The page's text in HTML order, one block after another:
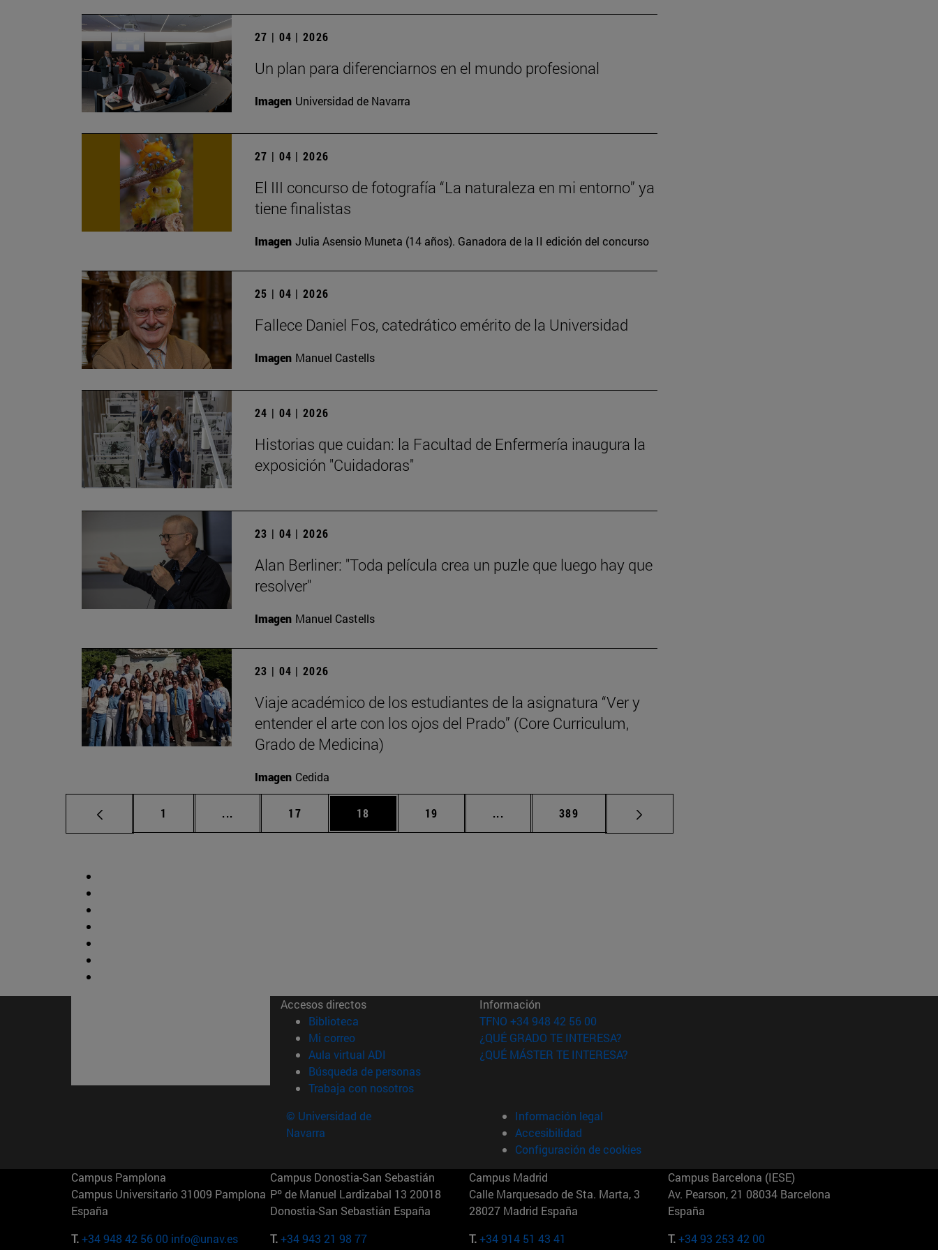
27 | 04 | 2026
Un plan para diferenciarnos en el mundo profesional
Imagen Universidad de Navarra
27 | 04 | 2026
El III concurso de fotografía “La naturaleza en mi entorno” ya
tiene finalistas
Imagen Julia Asensio Muneta (14 años). Ganadora de la II edición del concurso
25 | 04 | 2026
Fallece Daniel Fos, catedrático emérito de la Universidad
Imagen Manuel Castells
24 | 04 | 2026
Historias que cuidan: la Facultad de Enfermería inaugura la
exposición "Cuidadoras"
23 | 04 | 2026
Alan Berliner: "Toda película crea un puzle que luego hay que
resolver"
Imagen Manuel Castells
23 | 04 | 2026
Viaje académico de los estudiantes de la asignatura “Ver y
entender el arte con los ojos del Prado” (Core Curriculum,
Grado de Medicina)
Imagen Cedida
Página
1 ... Páginas intermedias Use TAB para desplazarse.
Página
17 Página
18 Página
19 ... Páginas intermedias Use TAB para desplazarse.
Página
389
Accesos directos
Biblioteca (abre en nueva ventana)
Mi correo(abre en nueva ventana)
Aula virtual ADI (abre en nueva ventana)
Búsqueda de personas(abre en nueva ventana)
Trabaja con nosotros(abre en nueva ventana)
Información
TFNO +34 948 42 56 00
¿QUÉ GRADO TE INTERESA?
¿QUÉ MÁSTER TE INTERESA?
© Universidad de
Navarra
Información legal
Accesibilidad
Configuración de cookies
Campus Pamplona
Campus Universitario 31009 Pamplona
España
T.+34 948 42 56 00 info@unav.es
Campus Donostia-San Sebastián
Pº de Manuel Lardizabal 13 20018
Donostia-San Sebastián España
T.+34 943 21 98 77
Campus Madrid
Calle Marquesado de Sta. Marta, 3
28027 Madrid España
T.+34 914 51 43 41
Campus Barcelona (IESE)
Av. Pearson, 21 08034 Barcelona
España
T.+34 93 253 42 00